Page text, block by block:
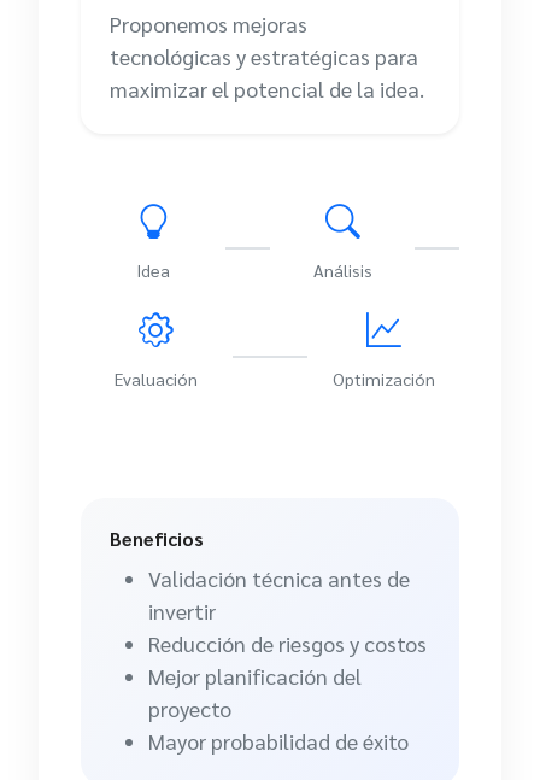
Proponemos mejoras
tecnológicas y estratégicas para
maximizar el potencial de la idea.
Idea Análisis
Evaluación Optimización
Beneficios
Validación técnica antes de
invertir
Reducción de riesgos y costos
Mejor planificación del
proyecto
Mayor probabilidad de éxito